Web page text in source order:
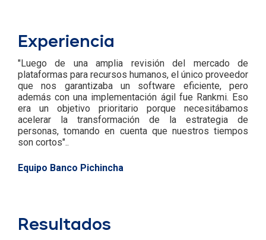
Experiencia
"Luego de una amplia revisión del mercado de
plataformas para recursos humanos, el único proveedor
que nos garantizaba un software eficiente, pero
además con una implementación ágil fue Rankmi. Eso
era un objetivo prioritario porque necesitábamos
acelerar la transformación de la estrategia de
personas, tomando en cuenta que nuestros tiempos
son cortos"..
Equipo Banco Pichincha
Resultados